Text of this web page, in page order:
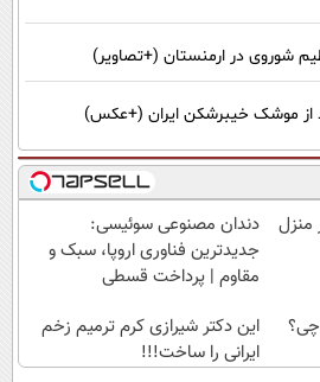
در ارمنستان (+تصاویر)
از موشک خیبرشکن ایران (+عکس)
منزل
دندان مصنوعی سوئیسی:
جدیدترین فناوری اروپا، سبک و
مقاوم | پرداخت قسطی
چی؟
این دکتر شیرازی کرم ترمیم زخم
ایرانی را ساخت!!!